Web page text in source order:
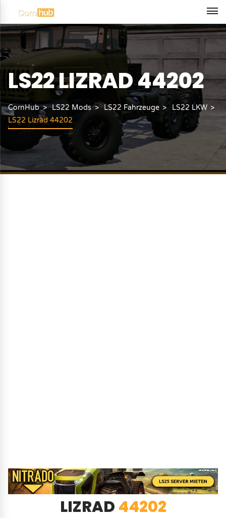
LS22 LIZRAD 44202
CornHub LS22 Mods LS22 Fahrzeuge
LS22 LKW
LS22 Lizrad 44202
LIZRAD 44202